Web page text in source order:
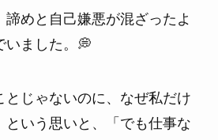
めと自己嫌悪が混ざったよ
いました。💭
とじゃないのに、なぜ私だけ
という思いと、「でも仕事な